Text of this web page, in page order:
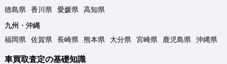
徳島県
香川県 愛媛県
高知県
九州・沖縄
福岡県
佐賀県 長崎県 熊本県 大分県 宮崎県 鹿児島県 沖縄県
車買取査定の基礎知識